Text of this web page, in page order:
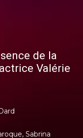
de la
Valérie
Sabrina